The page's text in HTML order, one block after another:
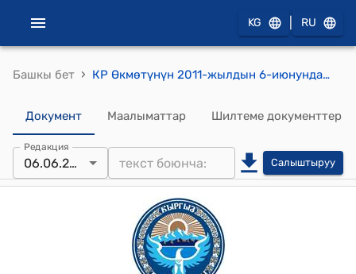
KG RU
Башкы бет › КР Өкмөтүнүн 2011-жылдын 6-июнундагы № 207-б (Жалал-Абад облусунун Токтогул районунда, Ысык-Көл облусунун Ак-Суу районунда жана Нарын облусунун Кочкор районунда өзгөчө кырдаалдардын алдын алуу жана кесепеттерин жоюу боюнча чараларды көрүү боюнча) буйругу
Документ Маалыматтар Шилтеме документтер
Редакция
06.06.2011 Салыштыруу